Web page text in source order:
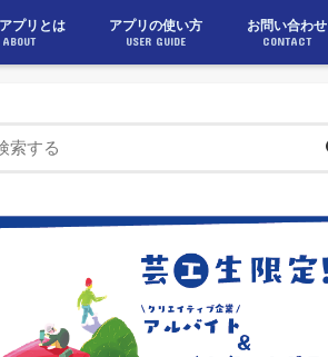
プリとは
ABOUT
アプリの使い方
USER GUIDE
お問い合わせ
CONTACT